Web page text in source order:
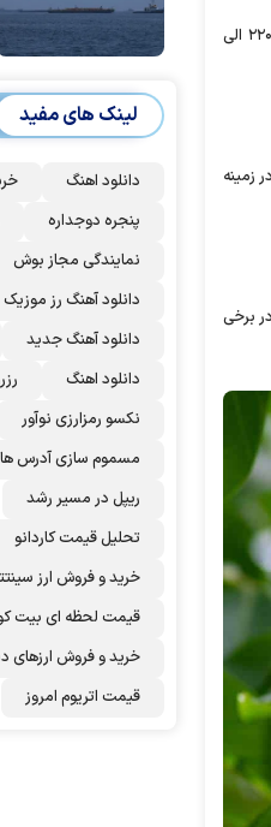
بذری با کیفیت، در حال حاضر در محدوده‌ی ۱۲۰.۰۰۰ الی ۱۴۰.۰۰۰ هزار تومان و در رقم پیوندی آن در محدوده‌ی ۲۲۰.۰۰۰ الی
در زمینه
برخی
لینک های مفید
دانلود اهنگ
پنجره دوجداره
نمایندگی مجاز بوش
دانلود آهنگ رز‌ موزیک
دانلود آهنگ جدید
دانلود اهنگ
نکسو رمزارزی نوآور
مسموم سازی آدرس
ریپل در مسیر رشد
تحلیل قیمت کاردانو
خرید و فروش ارز
قیمت لحظه ای بیت
خرید و فروش ارزهای
قیمت اتریوم امروز